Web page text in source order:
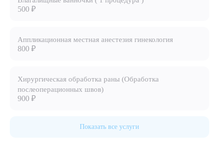
ЗАКАЗАТЬ ЗВОНОК
500 ₽
Аппликационная местная анестезия гинекология
800 ₽
Хирургическая обработка раны (Обработка
послеоперационных швов)
900 ₽
Показать все услуги